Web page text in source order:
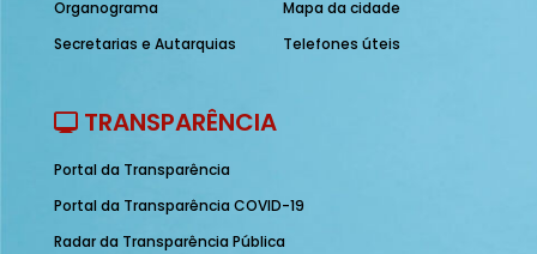
Organograma
Secretarias e Autarquias
Mapa da cidade
Telefones úteis
TRANSPARÊNCIA
Portal da Transparência
Portal da Transparência COVID-19
Radar da Transparência Pública